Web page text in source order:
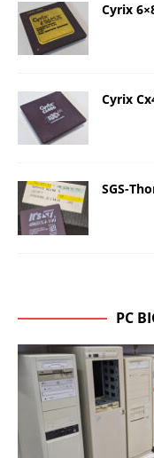
Cyrix
Cyrix
SGS-
PC